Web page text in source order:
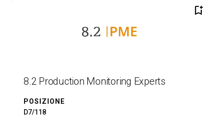
bookmark_add
8.2 Production Monitoring Experts
POSIZIONE
D7/118